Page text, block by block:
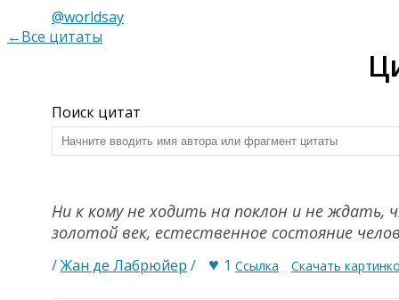
@worldsay
←Все цитаты
Поиск цитат
Ни к кому не ходить на поклон и не
золотой век, естественное состояние
/Жан де Лабрюйер / ♥ 1 Ссылка Скачать